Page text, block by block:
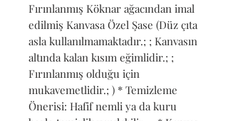
Fırınlanmış Köknar ağacından imal
edilmiş Kanvasa Özel Şase (Düz çıta
asla kullanılmamaktadır.; ; Kanvasın
altında kalan kısım eğimlidir.; ;
Fırınlanmış olduğu için
mukavemetlidir.; ) * Temizleme
Önerisi: Hafif nemli ya da kuru